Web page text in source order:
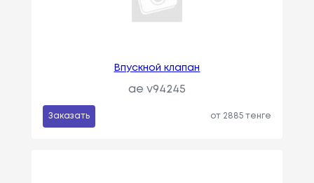
Впускной клапан
ae v94245
Заказать от 2885 тенге